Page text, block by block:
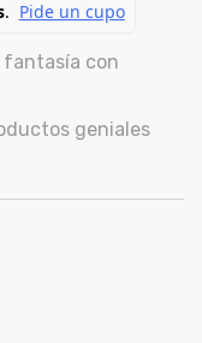
fantasía con
geniales